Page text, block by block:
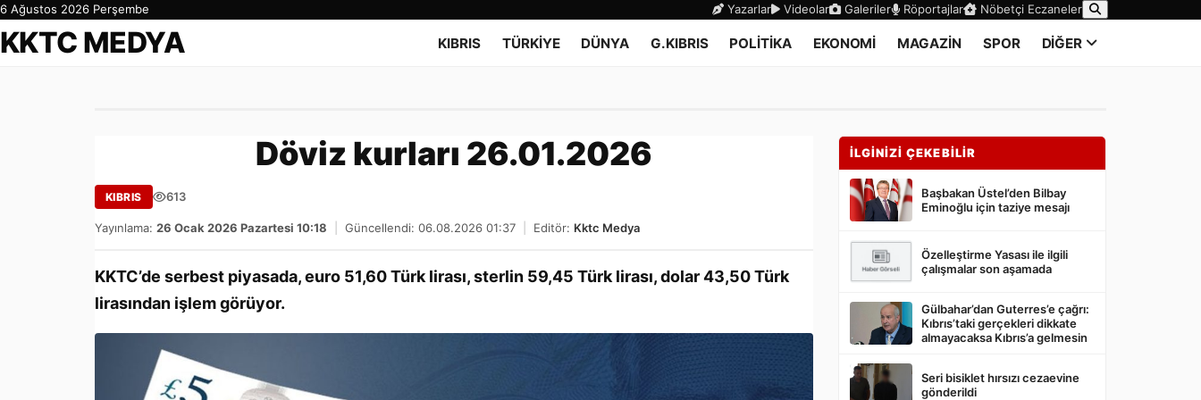
6 Ağustos 2026 Perşembe Yazarlar Videolar Galeriler Röportajlar Nöbetçi Eczaneler
KKTC MEDYA KIBRIS TÜRKİYE DÜNYA G.KIBRIS POLİTİKA EKONOMİ MAGAZİN SPOR DİĞER
Döviz kurları 26.01.2026
KIBRIS 613
Yayınlama: 26 Ocak 2026 Pazartesi 10:18 Güncellendi: 06.08.2026 01:37 Editör: Kktc Medya
KKTC’de serbest piyasada, euro 51,60 Türk lirası, sterlin 59,45 Türk lirası, dolar 43,50 Türk
lirasından işlem görüyor.
İLGİNİZİ ÇEKEBİLİR
Başbakan Üstel’den Bilbay
Eminoğlu için taziye mesajı
Özelleştirme Yasası ile ilgili
çalışmalar son aşamada
Gülbahar’dan Guterres’e çağrı:
Kıbrıs’taki gerçekleri dikkate
almayacaksa Kıbrıs’a gelmesin
Seri bisiklet hırsızı cezaevine
gönderildi